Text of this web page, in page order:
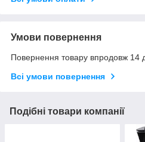
Умови повернення
Повернення товару впродовж 14
Всі умови повернення
Подібні товари компанії